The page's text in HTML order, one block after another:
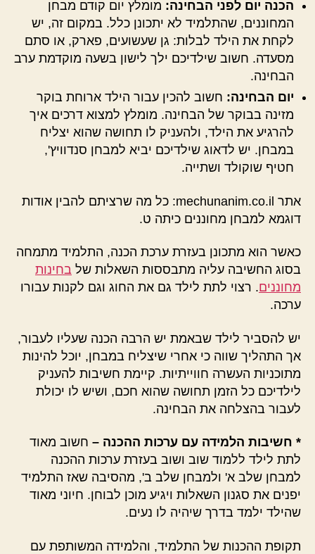
הכנה יום לפני הבחינה: מומלץ יום קודם מבחן
המחוננים, שהתלמיד לא יתכונן כלל. במקום זה, יש
לקחת את הילד לבלות: גן שעשועים, פארק, או סתם
מסעדה. חשוב שילדיכם ילך לישון בשעה מוקדמת ערב
הבחינה.
יום הבחינה: חשוב להכין עבור הילד ארוחת בוקר
מזינה בבוקר של הבחינה. מומלץ למצוא דרכים איך
להרגיע את הילד, ולהעניק לו תחושה שהוא יצליח
במבחן. יש לדאוג שילדיכם יביא למבחן סנדוויץ',
חטיף שוקולד ושתייה.
אתר mechunanim.co.il: כל מה שרציתם להבין אודות
דוגמא למבחן מחוננים כיתה ט.
כאשר הוא מתכונן בעזרת ערכת הכנה, התלמיד מתמחה
בסוג החשיבה עליה מתבססות השאלות של בחינות
מחוננים. רצוי לתת לילד גם את החוג וגם לקנות עבורו
ערכה.
יש להסביר לילד שבאמת יש הרבה הכנה שעליו לעבור,
אך התהליך שווה כי אחרי שיצליח במבחן, יוכל להינות
מתוכניות העשרה חווייתיות. קיימת חשיבות להעניק
לילדיכם כל הזמן תחושה שהוא חכם, ושיש לו יכולת
לעבור בהצלחה את הבחינה.
* חשיבות הלמידה עם ערכות ההכנה – חשוב מאוד
לתת לילד ללמוד שוב ושוב בעזרת ערכות ההכנה
למבחן שלב א' ולמבחן שלב ב', מהסיבה שאז התלמיד
יפנים את סגנון השאלות ויגיע מוכן לבוחן. חיוני מאוד
שהילד ילמד בדרך שיהיה לו נעים.
תקופת ההכנות של התלמיד, והלמידה המשותפת עם